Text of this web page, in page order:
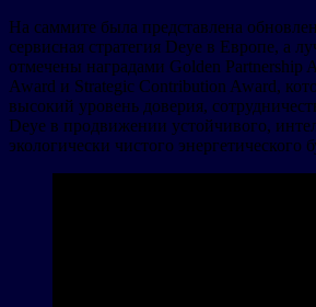
На саммите была представлена
сервисная стратегия Deye в Европе, а
отмечены наградами Golden Partnership
Award и Strategic Contribution Award,
высокий уровень доверия,
Deye в продвижении устойчивого,
экологически чистого энергетического